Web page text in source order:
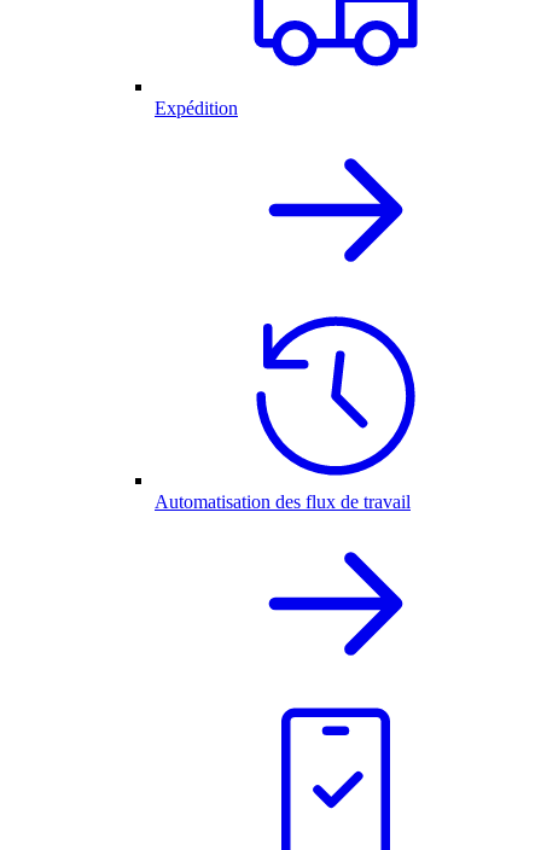
Expédition
Automatisation des flux de travail